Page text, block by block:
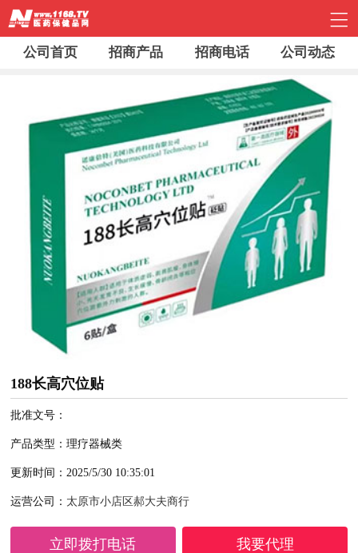
公司首页 招商产品 招商电话 公司动态
188长高穴位贴
批准文号：
产品类型：理疗器械类
更新时间：2025/5/30 10:35:01
运营公司： 太原市小店区郝大夫商行
立即拨打电话 我要代理